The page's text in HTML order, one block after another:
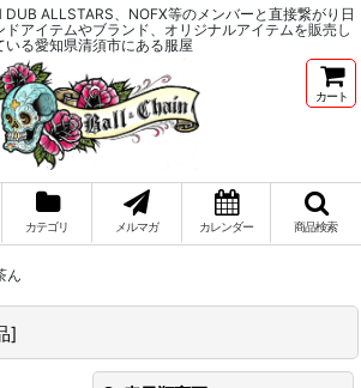
ALLSTARS、NOFX等のメンバーと直接繋がり日
アイテムやブランド、オリジナルアイテムを販売し
いる愛知県清須市にある服屋
カート
カテゴリ メルマガ カレンダー 商品検索
ん
]